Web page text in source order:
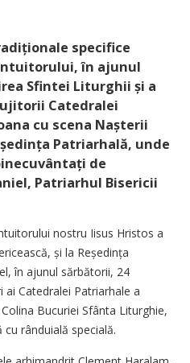
specifice
în ajunul
Sfintei Liturghii și a
Catedralei
cu scena Nașterii
Patriarhală, unde
de
Patriarhul Bisericii
nostru Iisus Hristos a
și la Reședința
în ajunul sărbătorii, 24
Catedralei Patriarhale a
Bucuriei Sfânta Liturghie,
rânduială specială.